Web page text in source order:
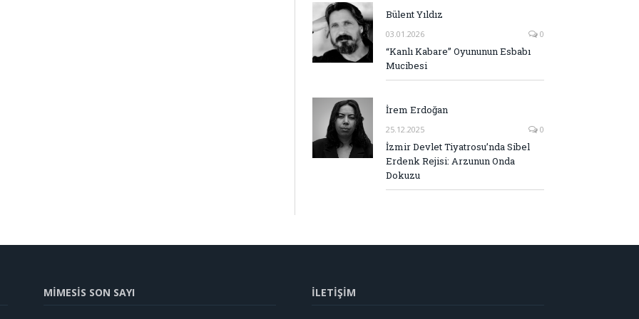
Bülent Yıldız
03.01.2026 0
“Kanlı Kabare” Oyununun Esbabı
Mucibesi
İrem Erdoğan
25.12.2025 0
İzmir Devlet Tiyatrosu’nda Sibel
Erdenk Rejisi: Arzunun Onda
Dokuzu
MİMESİS SON SAYI İLETİŞİM